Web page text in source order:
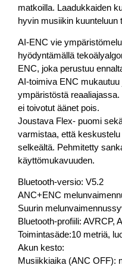
matkoilla. Laadukkaiden
hyvin musiikin kuunteluun
AI-ENC vie
hyödyntämällä
ENC, joka perustuu
AI-toimiva ENC
ympäristöstä
ei toivotut äänet pois.
Joustava Flex- puomi
varmistaa, että
selkeältä. Pehmitetty
käyttömukavuuden.
Bluetooth-versio: V5.2
ANC+ENC
Suurin
Bluetooth-profiili: AVRCP,
Toimintasäde:10 metriä,
Akun kesto:
Musiikkiaika (ANC OFF):